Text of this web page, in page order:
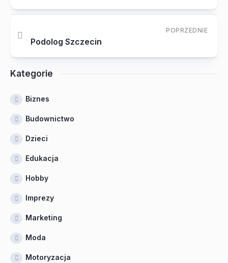
POPRZEDNIE
Podolog Szczecin
Kategorie
Biznes
Budownictwo
Dzieci
Edukacja
Hobby
Imprezy
Marketing
Moda
Motoryzacja